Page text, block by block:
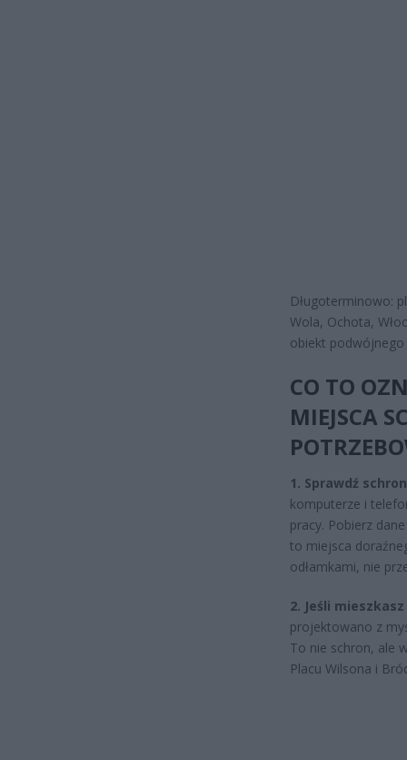
Długoterminowo:
Wola, Ochota,
obiekt podwójnego
CO TO
MIEJSCA
1. Sprawdź
komputerze i
pracy. Pobierz
to miejsca
odłamkami, nie
2. Jeśli
projektowano z
To nie schron, ale
Placu Wilsona i